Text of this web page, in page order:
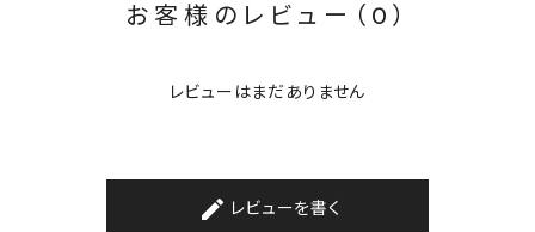
お客様のレビュー（0）
レビューはまだありません
create レビューを書く